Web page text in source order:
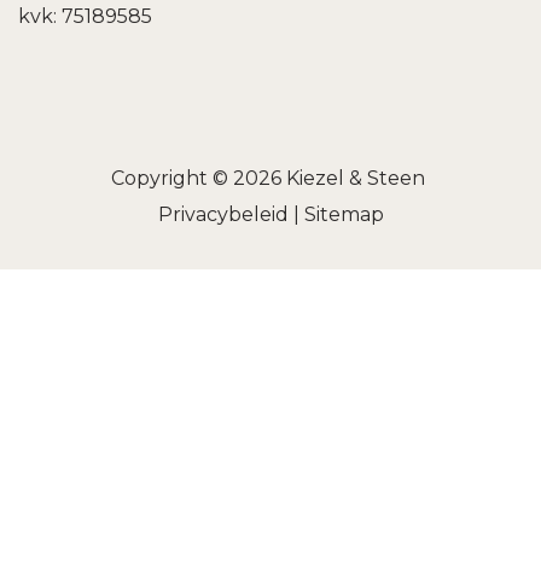
kvk: 75189585
Copyright © 2026 Kiezel & Steen
Privacybeleid
Sitemap